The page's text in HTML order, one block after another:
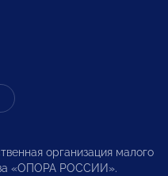
организация малого
«ОПОРА РОССИИ».